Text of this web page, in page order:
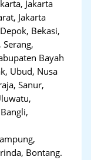
Jakarta
Jakarta
Bekasi,
Serang,
Bayah
Ubud, Nusa
Sanur,
Bontang.